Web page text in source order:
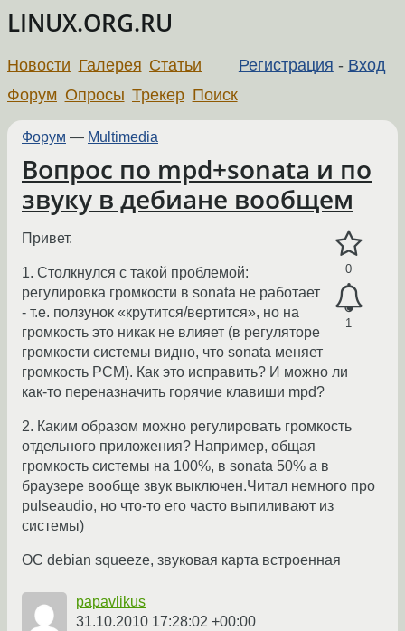
LINUX.ORG.RU
Регистрация - Вход
Новости Галерея Статьи
Форум Опросы Трекер Поиск
Форум — Multimedia
Вопрос по mpd+sonata и по
звуку в дебиане вообщем
0
1
Привет.
1. Столкнулся с такой проблемой:
регулировка громкости в sonata не работает
- т.е. ползунок «крутится/вертится», но на
громкость это никак не влияет (в регуляторе
громкости системы видно, что sonata меняет
громкость PCM). Как это исправить? И можно ли
как-то переназначить горячие клавиши mpd?
2. Каким образом можно регулировать громкость
отдельного приложения? Например, общая
громкость системы на 100%, в sonata 50% а в
браузере вообще звук выключен.Читал немного про
pulseaudio, но что-то его часто выпиливают из
системы)
ОС debian squeeze, звуковая карта встроенная
papavlikus
31.10.2010 17:28:02 +00:00